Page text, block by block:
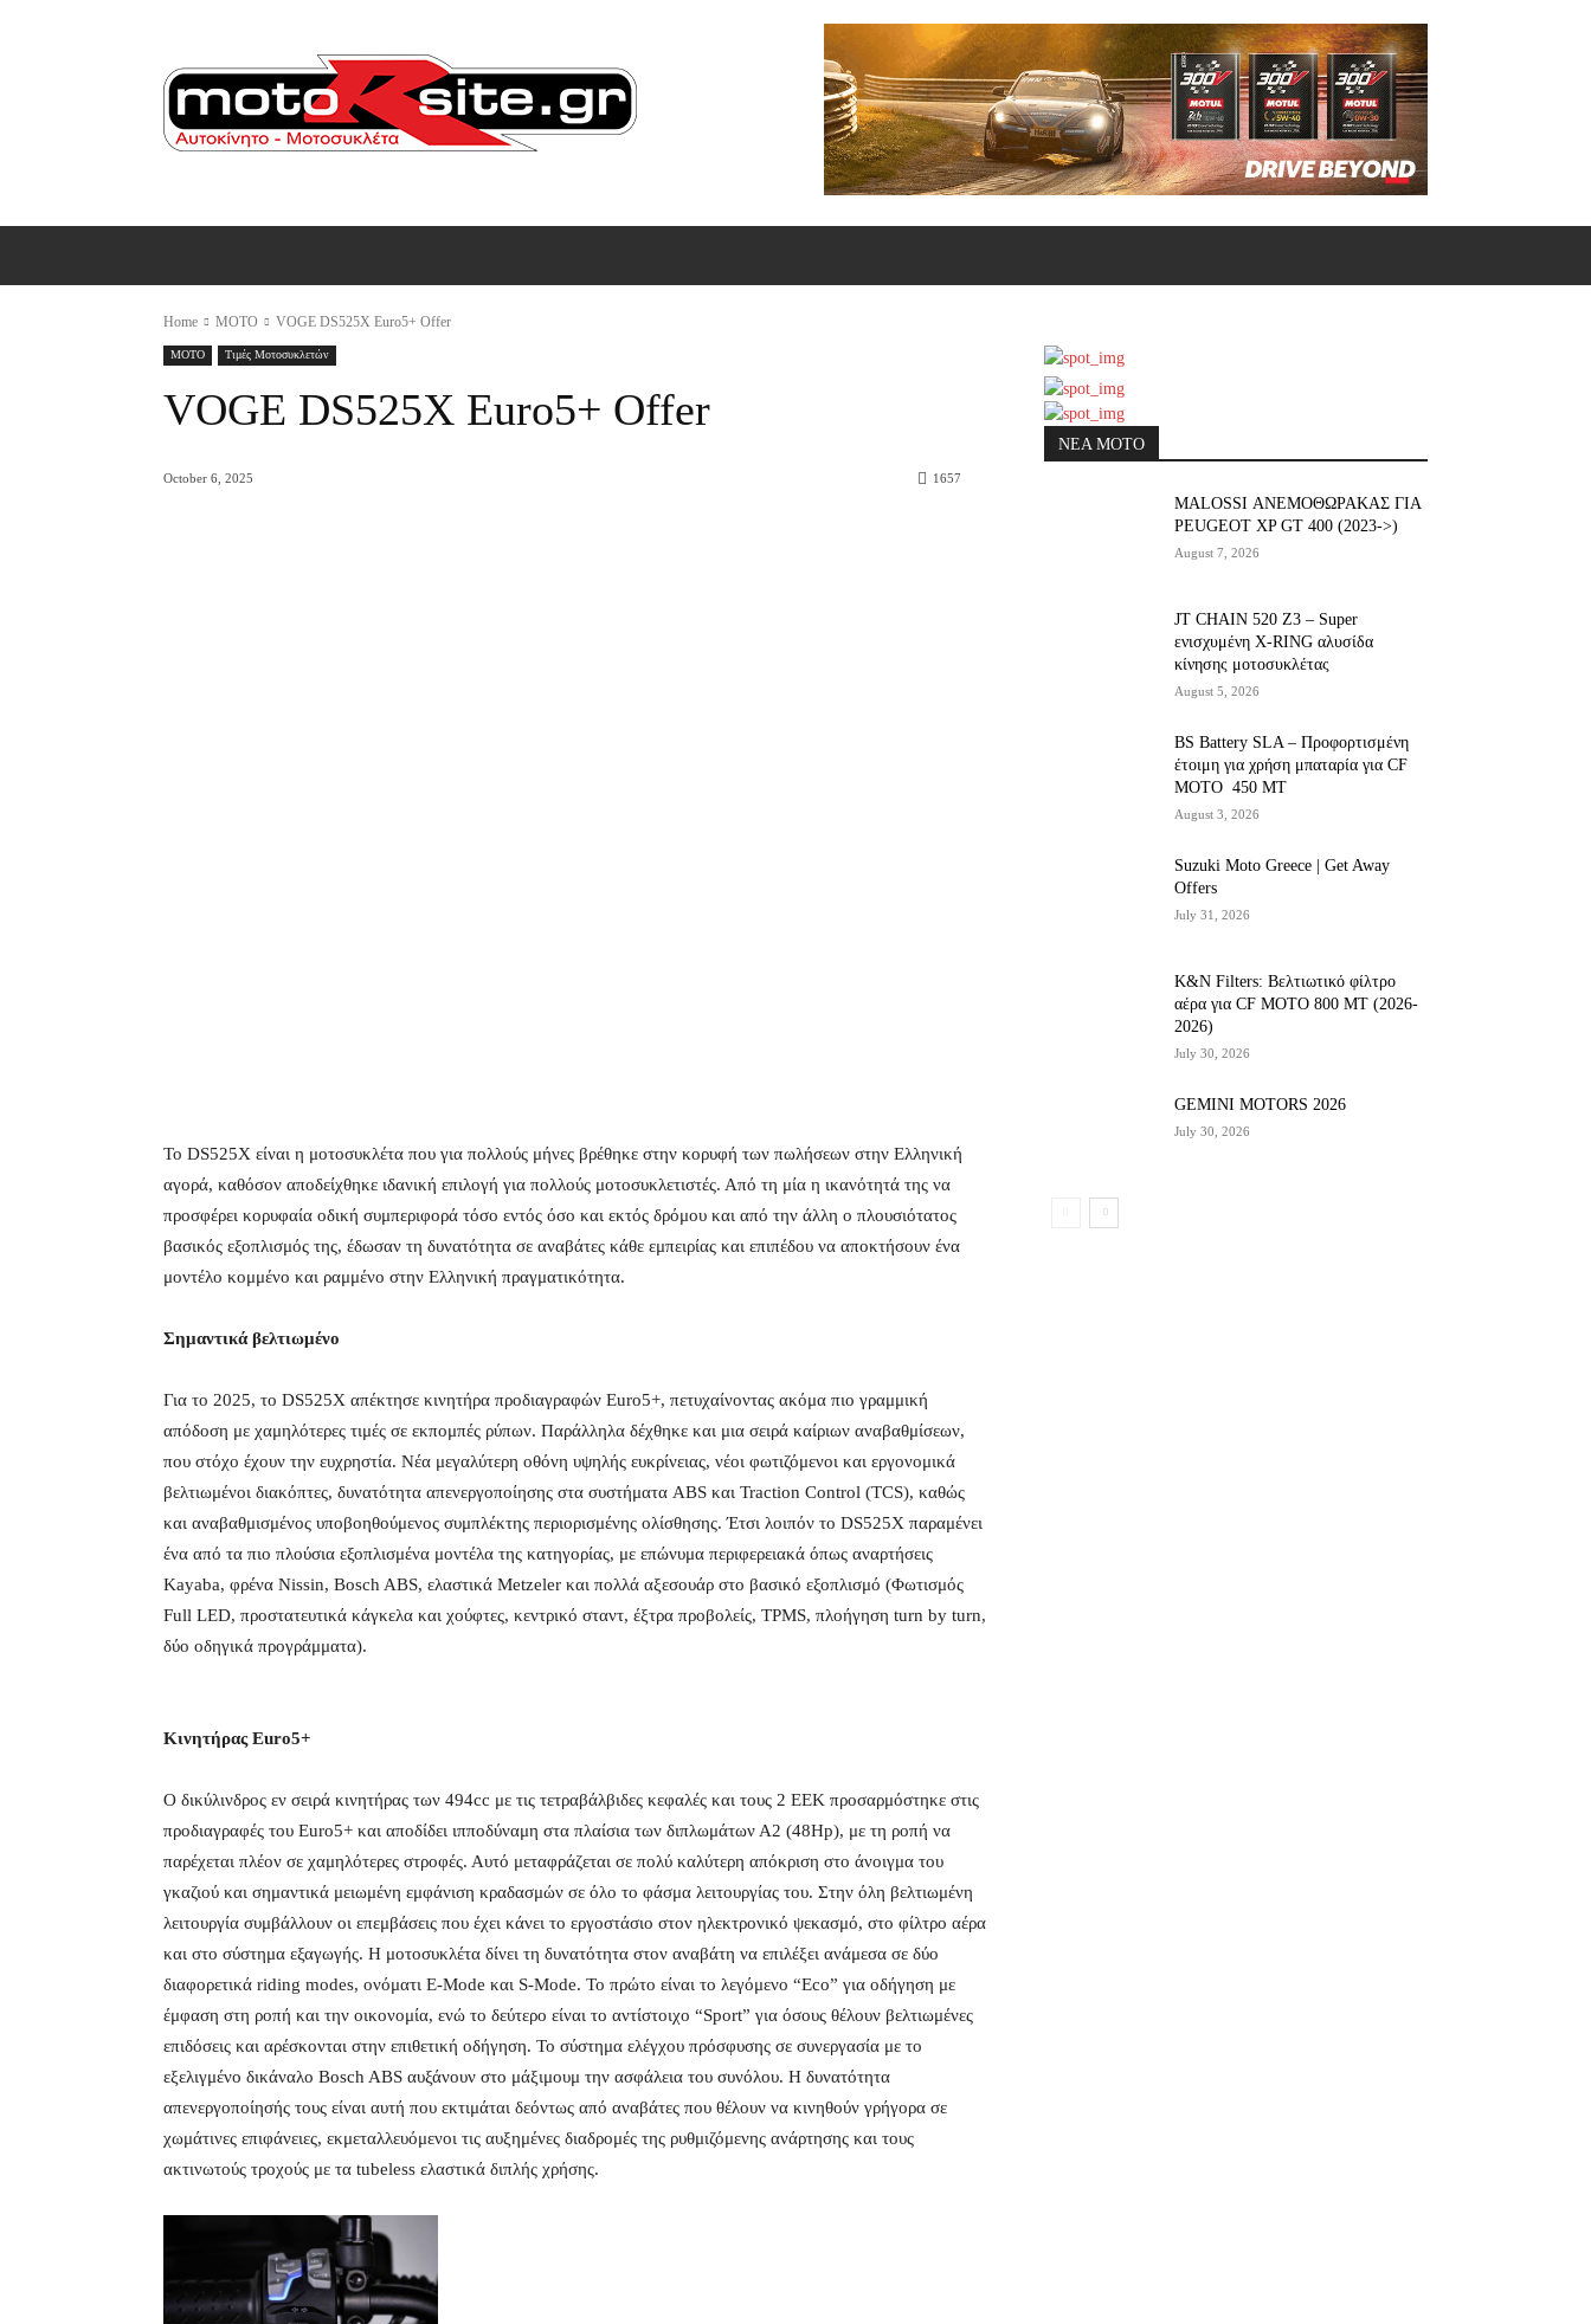
Home MOTO VOGE DS525X Euro5+ Offer
MOTO Tιμές Mοτοσυκλετών
VOGE DS525X Euro5+ Offer
October 6, 2025 1657
To DS525X είναι η μοτοσυκλέτα που για πολλούς μήνες βρέθηκε στην κορυφή των πωλήσεων στην Ελληνική
αγορά, καθόσον αποδείχθηκε ιδανική επιλογή για πολλούς μοτοσυκλετιστές. Από τη μία η ικανότητά της να
προσφέρει κορυφαία οδική συμπεριφορά τόσο εντός όσο και εκτός δρόμου και από την άλλη ο πλουσιότατος
βασικός εξοπλισμός της, έδωσαν τη δυνατότητα σε αναβάτες κάθε εμπειρίας και επιπέδου να αποκτήσουν ένα
μοντέλο κομμένο και ραμμένο στην Ελληνική πραγματικότητα.
Σημαντικά βελτιωμένο
Για το 2025, το DS525X απέκτησε κινητήρα προδιαγραφών Euro5+, πετυχαίνοντας ακόμα πιο γραμμική
απόδοση με χαμηλότερες τιμές σε εκπομπές ρύπων. Παράλληλα δέχθηκε και μια σειρά καίριων αναβαθμίσεων,
που στόχο έχουν την ευχρηστία. Νέα μεγαλύτερη οθόνη υψηλής ευκρίνειας, νέοι φωτιζόμενοι και εργονομικά
βελτιωμένοι διακόπτες, δυνατότητα απενεργοποίησης στα συστήματα ABS και Traction Control (TCS), καθώς
και αναβαθμισμένος υποβοηθούμενος συμπλέκτης περιορισμένης ολίσθησης. Έτσι λοιπόν το DS525X παραμένει
ένα από τα πιο πλούσια εξοπλισμένα μοντέλα της κατηγορίας, με επώνυμα περιφερειακά όπως αναρτήσεις
Kayaba, φρένα Nissin, Bosch ABS, ελαστικά Metzeler και πολλά αξεσουάρ στο βασικό εξοπλισμό (Φωτισμός
Full LED, προστατευτικά κάγκελα και χούφτες, κεντρικό σταντ, έξτρα προβολείς, TPMS, πλοήγηση turn by turn,
δύο οδηγικά προγράμματα).
Κινητήρας Euro5+
O δικύλινδρος εν σειρά κινητήρας των 494cc με τις τετραβάλβιδες κεφαλές και τους 2 ΕΕΚ προσαρμόστηκε στις
προδιαγραφές του Euro5+ και αποδίδει ιπποδύναμη στα πλαίσια των διπλωμάτων Α2 (48Hp), με τη ροπή να
παρέχεται πλέον σε χαμηλότερες στροφές. Αυτό μεταφράζεται σε πολύ καλύτερη απόκριση στο άνοιγμα του
γκαζιού και σημαντικά μειωμένη εμφάνιση κραδασμών σε όλο το φάσμα λειτουργίας του. Στην όλη βελτιωμένη
λειτουργία συμβάλλουν οι επεμβάσεις που έχει κάνει το εργοστάσιο στον ηλεκτρονικό ψεκασμό, στο φίλτρο αέρα
και στο σύστημα εξαγωγής. Η μοτοσυκλέτα δίνει τη δυνατότητα στον αναβάτη να επιλέξει ανάμεσα σε δύο
διαφορετικά riding modes, ονόματι Ε-Mode και S-Mode. Το πρώτο είναι το λεγόμενο “Eco” για οδήγηση με
έμφαση στη ροπή και την οικονομία, ενώ το δεύτερο είναι το αντίστοιχο “Sport” για όσους θέλουν βελτιωμένες
επιδόσεις και αρέσκονται στην επιθετική οδήγηση. To σύστημα ελέγχου πρόσφυσης σε συνεργασία με το
εξελιγμένο δικάναλο Bosch ABS αυξάνουν στο μάξιμουμ την ασφάλεια του συνόλου. Η δυνατότητα
απενεργοποίησής τους είναι αυτή που εκτιμάται δεόντως από αναβάτες που θέλουν να κινηθούν γρήγορα σε
χωμάτινες επιφάνειες, εκμεταλλευόμενοι τις αυξημένες διαδρομές της ρυθμιζόμενης ανάρτησης και τους
ακτινωτούς τροχούς με τα tubeless ελαστικά διπλής χρήσης.
ΝΕΑ MOTO
ΜΑLOSSI ΑΝΕΜΟΘΩΡΑΚΑΣ ΓΙΑ
PEUGEOT XP GT 400 (2023->)
August 7, 2026
JT CHAIN 520 Ζ3 – Super
ενισχυμένη X-RING αλυσίδα
κίνησης μοτοσυκλέτας
August 5, 2026
BS Battery SLA – Προφορτισμένη
έτοιμη για χρήση μπαταρία για CF
MOTO 450 MT
August 3, 2026
Suzuki Moto Greece | Get Away
Offers
July 31, 2026
K&N Filters: Βελτιωτικό φίλτρο
αέρα για CF ΜΟΤΟ 800 ΜΤ (2026-
2026)
July 30, 2026
GEMINI MOTORS 2026
July 30, 2026